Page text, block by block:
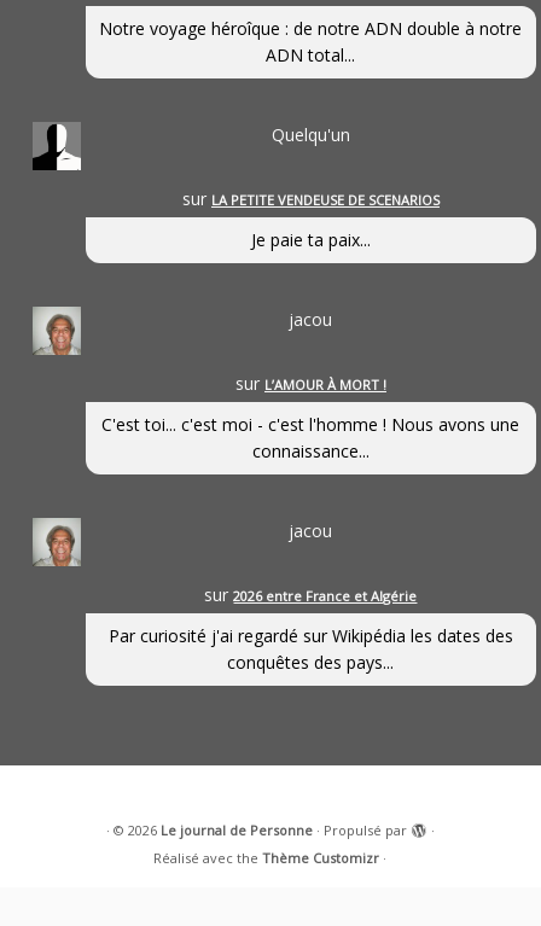
Notre voyage héroîque : de notre ADN double à notre
ADN total...
Quelqu'un
sur LA PETITE VENDEUSE DE SCENARIOS
Je paie ta paix...
jacou
sur L’AMOUR À MORT !
C'est toi... c'est moi - c'est l'homme ! Nous avons une
connaissance...
jacou
sur2026 entre France et Algérie
Par curiosité j'ai regardé sur Wikipédia les dates des
conquêtes des pays...
· © 2026 Le journal de Personne· Propulsé par
·
Réalisé avec theThème Customizr ·